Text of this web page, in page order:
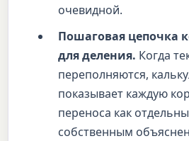
очевидной.
Пошаговая цепочка
для деления. Когда
переполняются,
показывает каждую
переноса как
собственным